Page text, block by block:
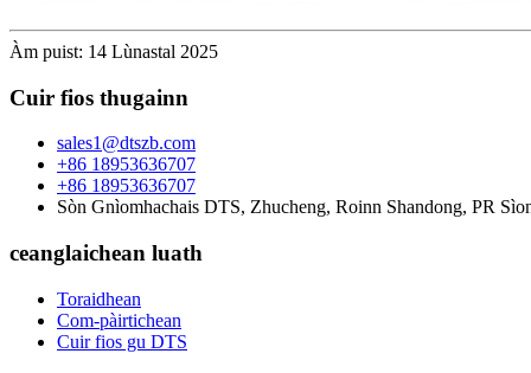
Àm puist: 14 Lùnastal 2025
Cuir fios thugainn
sales1@dtszb.com
+86 18953636707
+86 18953636707
Sòn Gnìomhachais DTS, Zhucheng, Roinn Shandong, PR
ceanglaichean luath
Toraidhean
Com-pàirtichean
Cuir fios gu DTS